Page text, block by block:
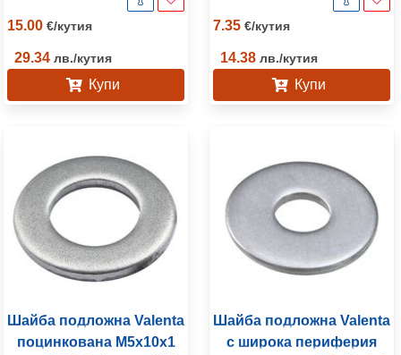
15.00 €/кутия
29.34 лв./кутия
Купи
7.35 €/кутия
14.38 лв./кутия
Купи
Шайба подложна Valenta
поцинкована M5x10x1
Шайба подложна Valenta
с широка периферия